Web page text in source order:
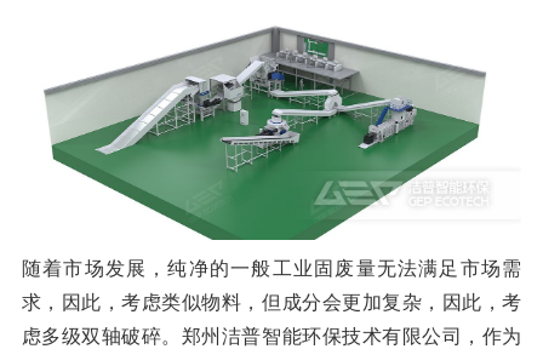
随着市场发展，纯净的一般工业固废量无法满足市场需
求，因此，考虑类似物料，但成分会更加复杂，因此，考
虑多级双轴破碎。郑州洁普智能环保技术有限公司，作为